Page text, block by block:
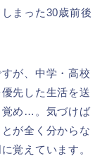
まった30歳前後
が、中学・高校
先した生活を送
覚め…。気づけば
が全く分からな
覚えています。